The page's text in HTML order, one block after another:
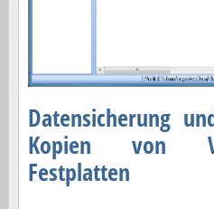
Datensicherung
Kopien von
Festplatten